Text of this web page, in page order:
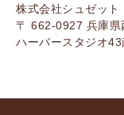
株式会社シュゼット
〒 662-0927 兵庫県
ハーバースタジオ43